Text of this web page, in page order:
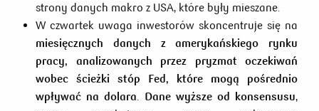
strony danych makro z USA, które były mieszane.
W czwartek uwaga inwestorów skoncentruje się na
miesięcznych danych z amerykańskiego rynku
pracy, analizowanych przez pryzmat oczekiwań
wobec ścieżki stóp Fed, które mogą pośrednio
wpływać na dolara. Dane wyższe od konsensusu,